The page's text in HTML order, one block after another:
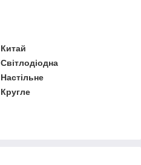
Китай
Світлодіодна
Настільне
Кругле